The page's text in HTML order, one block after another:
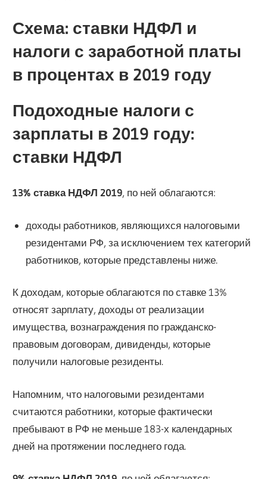
Схема: ставки НДФЛ и
налоги с заработной платы
в процентах в 2019 году
Подоходные налоги с
зарплаты в 2019 году:
ставки НДФЛ
13% ставка НДФЛ 2019, по ней облагаются:
доходы работников, являющихся налоговыми
резидентами РФ, за исключением тех категорий
работников, которые представлены ниже.
К доходам, которые облагаются по ставке 13%
относят зарплату, доходы от реализации
имущества, вознаграждения по гражданско-
правовым договорам, дивиденды, которые
получили налоговые резиденты.
Напомним, что налоговыми резидентами
считаются работники, которые фактически
пребывают в РФ не меньше 183-х календарных
дней на протяжении последнего года.